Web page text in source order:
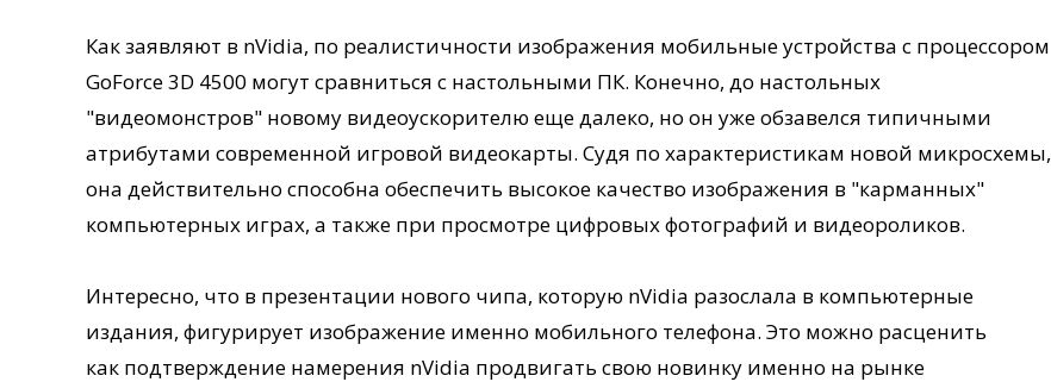
Как заявляют в nVidia, по реалистичности изображения мобильные устройства с процессором
GoForce 3D 4500 могут сравниться с настольными ПК. Конечно, до настольных
"видеомонстров" новому видеоускорителю еще далеко, но он уже обзавелся типичными
атрибутами современной игровой видеокарты. Судя по характеристикам новой микросхемы,
она действительно способна обеспечить высокое качество изображения в "карманных"
компьютерных играх, а также при просмотре цифровых фотографий и видеороликов.
Интересно, что в презентации нового чипа, которую nVidia разослала в компьютерные
издания, фигурирует изображение именно мобильного телефона. Это можно расценить
как подтверждение намерения nVidia продвигать свою новинку именно на рынке